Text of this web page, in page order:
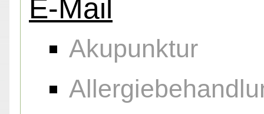
E-Mail
Akupunktur